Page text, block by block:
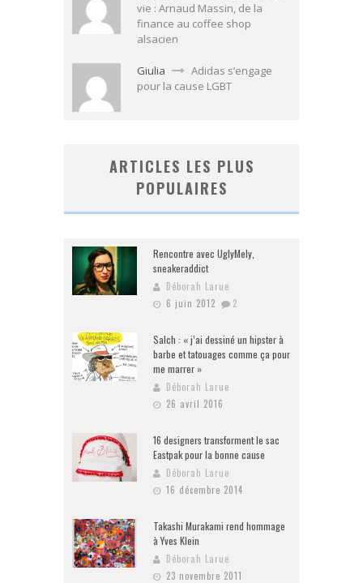
vie : Arnaud Massin, de la
finance au coffee shop
alsacien
Giulia
Adidas s’engage
pour la cause LGBT
ARTICLES LES PLUS
POPULAIRES
Rencontre avec UglyMely,
sneakeraddict
Déborah Larue
6 juin 2012
2
Salch : « j’ai dessiné un hipster à
barbe et tatouages comme ça pour
me marrer »
Déborah Larue
26 avril 2016
16 designers transforment le sac
Eastpak pour la bonne cause
Déborah Larue
16 décembre 2014
Takashi Murakami rend hommage
à Yves Klein
Déborah Larue
23 novembre 2011